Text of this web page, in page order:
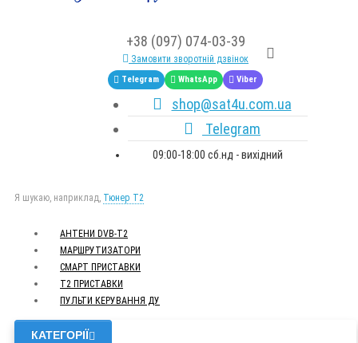
+38 (097) 074-03-39
Замовити зворотній дзвінок
Telegram WhatsApp Viber
shop@sat4u.com.ua
Telegram
09:00-18:00 сб.нд - вихідний
Я шукаю, наприклад, Тюнер T2
АНТЕНИ DVB-Т2
МАРШРУТИЗАТОРИ
СМАРТ ПРИСТАВКИ
Т2 ПРИСТАВКИ
ПУЛЬТИ КЕРУВАННЯ ДУ
КАТЕГОРІЇ